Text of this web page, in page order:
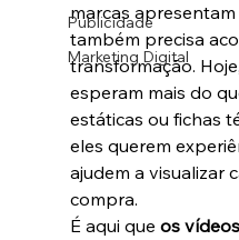
Publicidade
Marketing Digital
marcas
também precisa
transformação.
esperam mais do
estáticas ou fichas
eles querem
ajudem a visualizar
compra.
É aqui que os